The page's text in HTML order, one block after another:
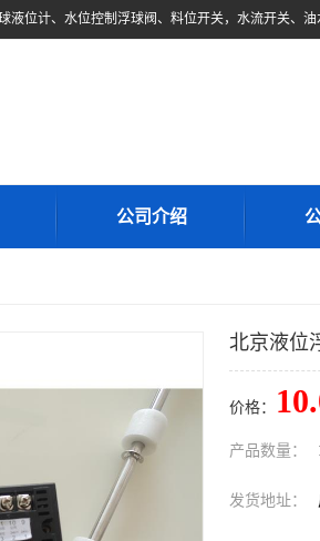
公司介绍
北京液位
价格：
产品数量：
发货地址：